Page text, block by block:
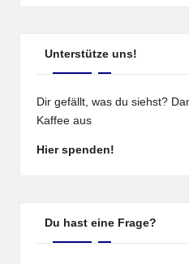
Unterstütze uns!
Dir gefällt, was du siehst?
Kaffee aus
Hier spenden!
Du hast eine Frage?